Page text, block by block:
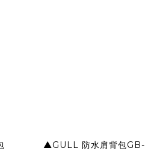
▲GULL 防水肩背包GB-